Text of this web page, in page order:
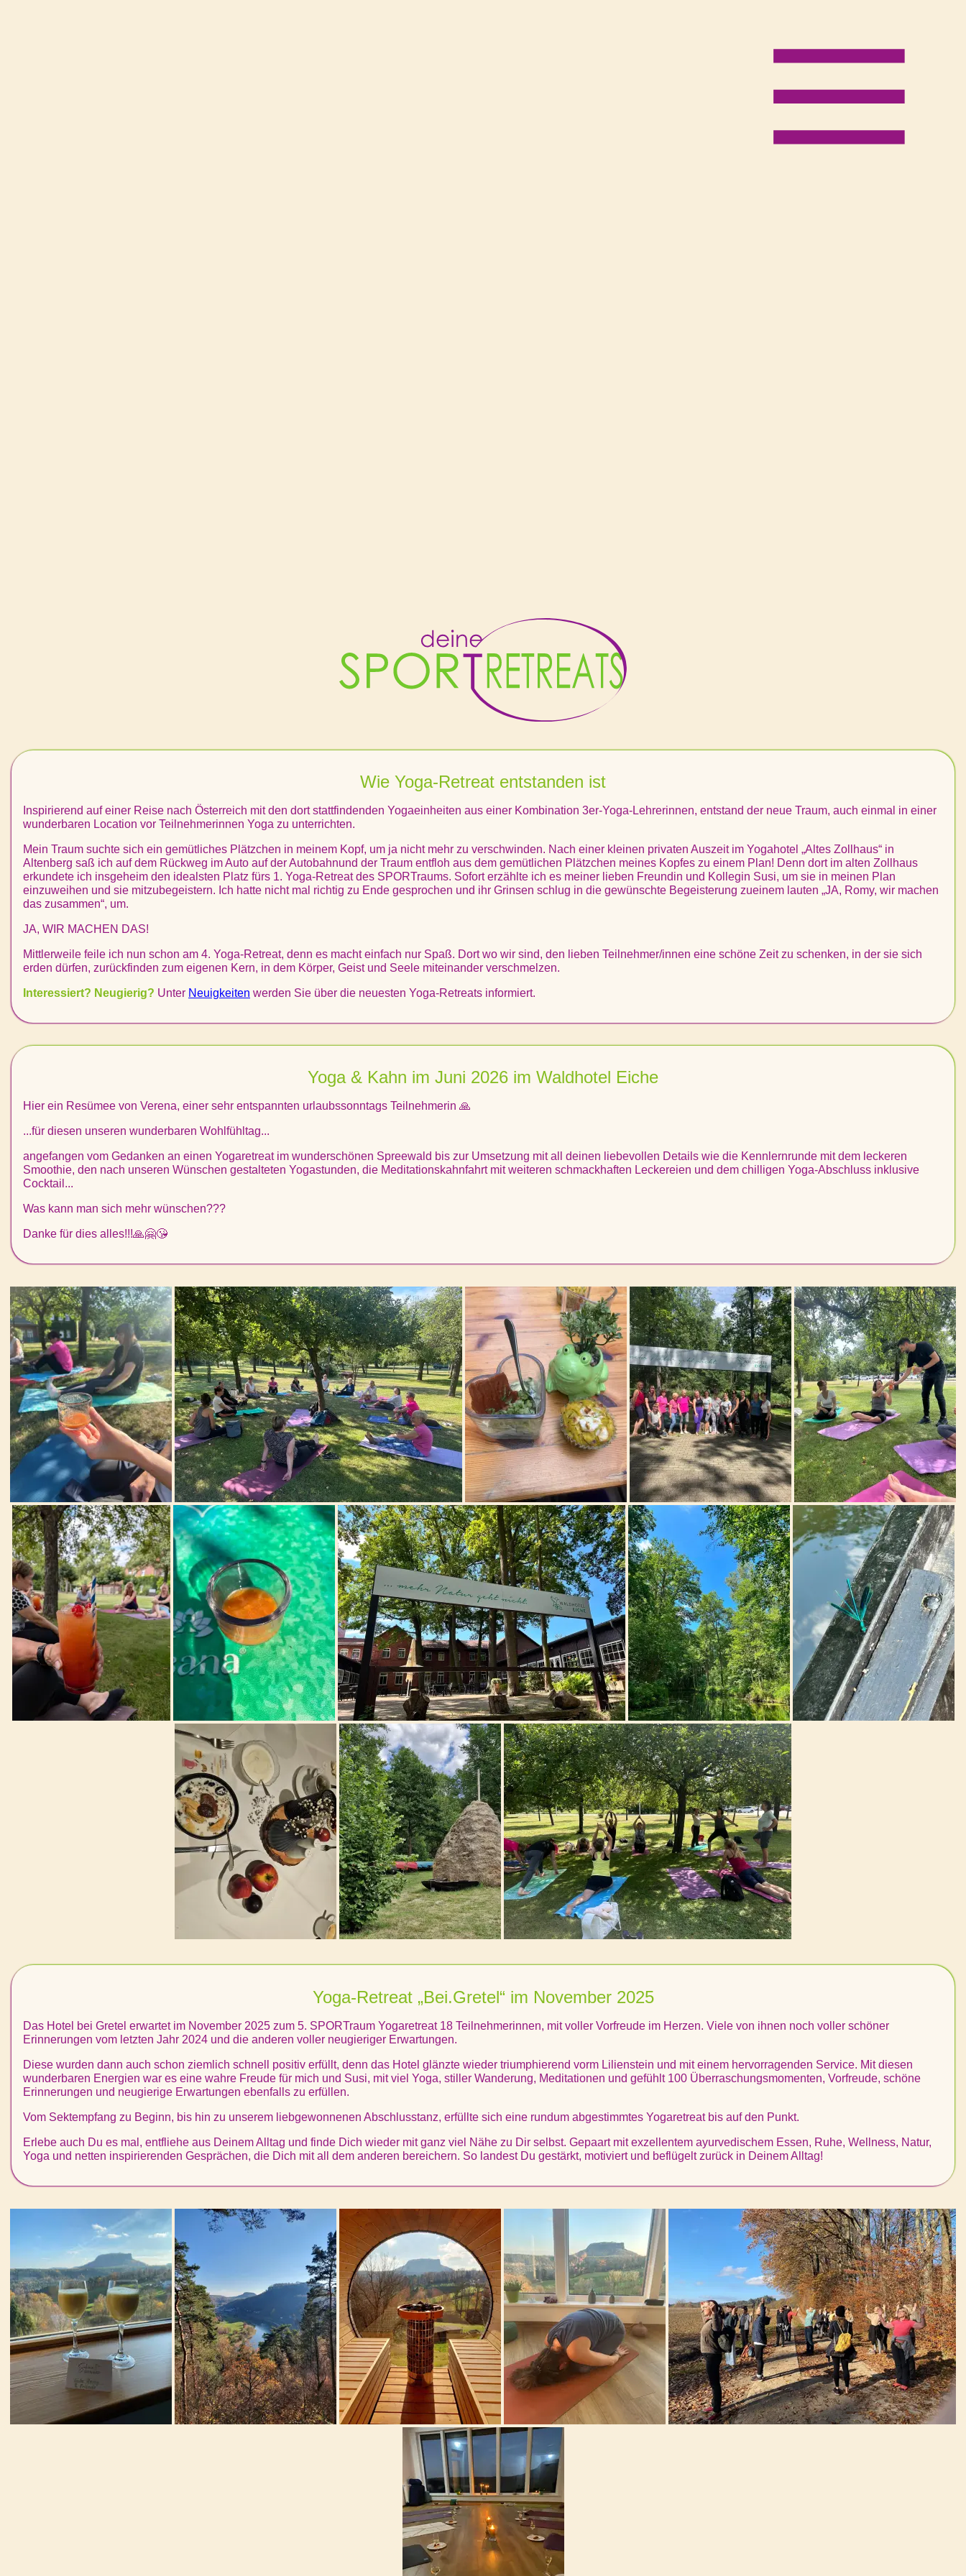
Wie Yoga-Retreat entstanden ist
Inspirierend auf einer Reise nach Österreich mit den dort stattfindenden Yogaeinheiten aus einer Kombination 3er-Yoga-Lehrerinnen, entstand der neue Traum, auch einmal in einer
wunderbaren Location vor Teilnehmerinnen Yoga zu unterrichten.
Mein Traum suchte sich ein gemütliches Plätzchen in meinem Kopf, um ja nicht mehr zu verschwinden. Nach einer kleinen privaten Auszeit im Yogahotel „Altes Zollhaus“ in
Altenberg saß ich auf dem Rückweg im Auto auf der Autobahnund der Traum entfloh aus dem gemütlichen Plätzchen meines Kopfes zu einem Plan! Denn dort im alten Zollhaus
erkundete ich insgeheim den idealsten Platz fürs 1. Yoga-Retreat des SPORTraums. Sofort erzählte ich es meiner lieben Freundin und Kollegin Susi, um sie in meinen Plan
einzuweihen und sie mitzubegeistern. Ich hatte nicht mal richtig zu Ende gesprochen und ihr Grinsen schlug in die gewünschte Begeisterung zueinem lauten „JA, Romy, wir machen
das zusammen“, um.
JA, WIR MACHEN DAS!
Mittlerweile feile ich nun schon am 4. Yoga-Retreat, denn es macht einfach nur Spaß. Dort wo wir sind, den lieben Teilnehmer/innen eine schöne Zeit zu schenken, in der sie sich
erden dürfen, zurückfinden zum eigenen Kern, in dem Körper, Geist und Seele miteinander verschmelzen.
Interessiert? Neugierig? Unter Neuigkeiten werden Sie über die neuesten Yoga-Retreats informiert.
Yoga & Kahn im Juni 2026 im Waldhotel Eiche
Hier ein Resümee von Verena, einer sehr entspannten urlaubssonntags Teilnehmerin 🙏
...für diesen unseren wunderbaren Wohlfühltag...
angefangen vom Gedanken an einen Yogaretreat im wunderschönen Spreewald bis zur Umsetzung mit all deinen liebevollen Details wie die Kennlernrunde mit dem leckeren
Smoothie, den nach unseren Wünschen gestalteten Yogastunden, die Meditationskahnfahrt mit weiteren schmackhaften Leckereien und dem chilligen Yoga-Abschluss inklusive
Cocktail...
Was kann man sich mehr wünschen???
Danke für dies alles!!!🙏🤗😘
Yoga-Retreat „Bei.Gretel“ im November 2025
Das Hotel bei Gretel erwartet im November 2025 zum 5. SPORTraum Yogaretreat 18 Teilnehmerinnen, mit voller Vorfreude im Herzen. Viele von ihnen noch voller schöner
Erinnerungen vom letzten Jahr 2024 und die anderen voller neugieriger Erwartungen.
Diese wurden dann auch schon ziemlich schnell positiv erfüllt, denn das Hotel glänzte wieder triumphierend vorm Lilienstein und mit einem hervorragenden Service. Mit diesen
wunderbaren Energien war es eine wahre Freude für mich und Susi, mit viel Yoga, stiller Wanderung, Meditationen und gefühlt 100 Überraschungsmomenten, Vorfreude, schöne
Erinnerungen und neugierige Erwartungen ebenfalls zu erfüllen.
Vom Sektempfang zu Beginn, bis hin zu unserem liebgewonnenen Abschlusstanz, erfüllte sich eine rundum abgestimmtes Yogaretreat bis auf den Punkt.
Erlebe auch Du es mal, entfliehe aus Deinem Alltag und finde Dich wieder mit ganz viel Nähe zu Dir selbst. Gepaart mit exzellentem ayurvedischem Essen, Ruhe, Wellness, Natur,
Yoga und netten inspirierenden Gesprächen, die Dich mit all dem anderen bereichern. So landest Du gestärkt, motiviert und beflügelt zurück in Deinem Alltag!